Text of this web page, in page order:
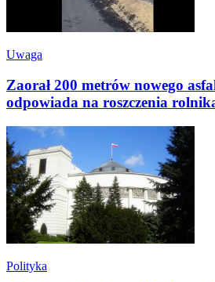
Uwaga
Zaorał 200 metrów nowego
odpowiada na roszczenia
Polityka